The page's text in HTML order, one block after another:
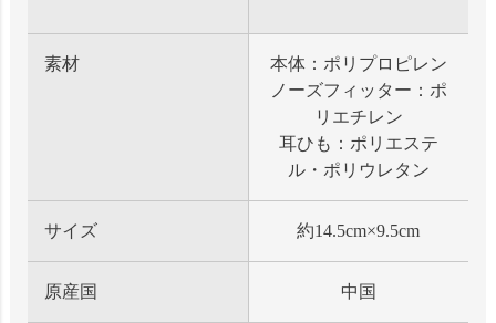
素材
本体：ポリプロピレン
ノーズフィッター：ポ
リエチレン
耳ひも：ポリエステ
ル・ポリウレタン
サイズ 約14.5cm×9.5cm
原産国 中国